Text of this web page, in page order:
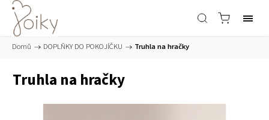
Domů / DOPLŇKY DO POKOJÍČKU / Truhla na hračky
Truhla na hračky